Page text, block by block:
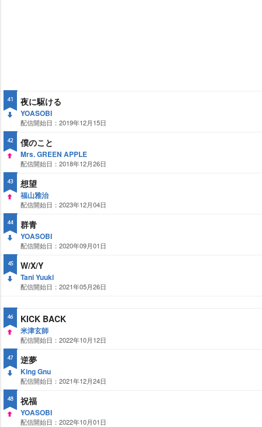
41
WN
夜に駆ける
YOASOBI
配信開始日：2019年12月15日
42 僕のこと
Mrs. GREEN APPLE
配信開始日：2018年12月26日
43 想望
福山雅治
配信開始日：2023年12月04日
44
WN
群青
YOASOBI
配信開始日：2020年09月01日
45 W/X/Y
Tani Yuuki
配信開始日：2021年05月26日
46 KICK BACK
米津玄師
配信開始日：2022年10月12日
47
WN
逆夢
King Gnu
配信開始日：2021年12月24日
48 祝福
YOASOBI
配信開始日：2022年10月01日